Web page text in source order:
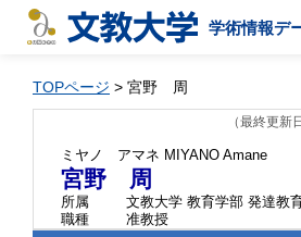
学術情報デ
TOPページ > 宮野 周
（最終更新
ミヤノ アマネ MIYANO Amane
宮野 周
所属
文教大学 教育学部 発達教
職種
准教授